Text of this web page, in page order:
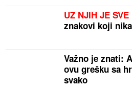
UZ NJIH JE
znakovi koji
Važno je znati:
ovu grešku sa
svako